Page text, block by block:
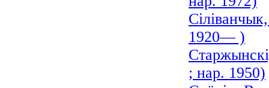
1920— )
; нар. 1950)